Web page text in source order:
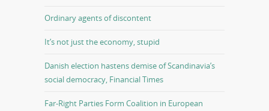
Ordinary agents of discontent
It’s not just the economy, stupid
Danish election hastens demise of Scandinavia’s
social democracy, Financial Times
Far-Right Parties Form Coalition in European